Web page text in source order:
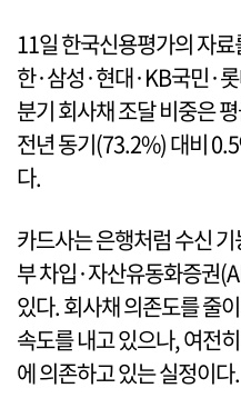
11일 한국신용평가의 자
한·삼성·현대·KB국민·
분기 회사채 조달 비중은
전년 동기(73.2%) 대비
다.
카드사는 은행처럼 수신
부 차입·자산유동화증권
있다. 회사채 의존도를 줄
속도를 내고 있으나, 여전
에 의존하고 있는 실정이다.